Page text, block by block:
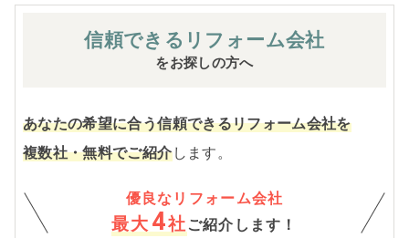
信頼できる リフォーム会社
をお探しの方へ
あなたの希望に合う信頼できるリフォーム会社を
複数社・無料でご紹介します。
優良なリフォーム会社
最大 4社 ご紹介します！